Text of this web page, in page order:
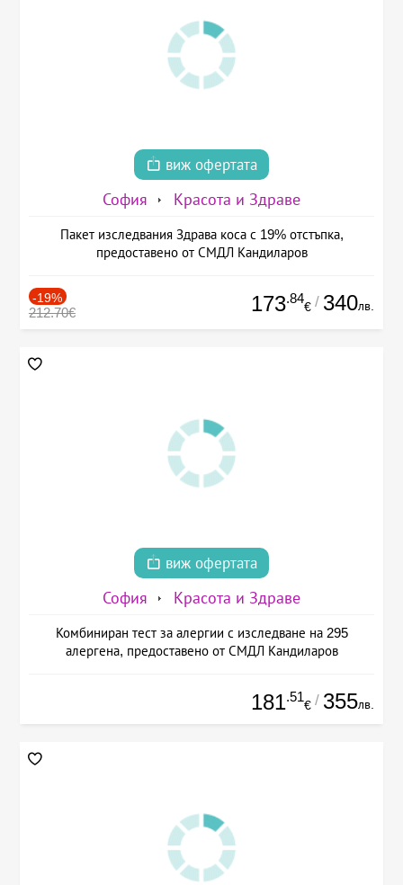
виж офертата
София Красота и Здраве
Пакет изследвания Здрава коса с 19% отстъпка,
предоставено от СМДЛ Кандиларов
-19%
212.70€ 173.84
€ / 340лв.
виж офертата
София Красота и Здраве
Комбиниран тест за алергии с изследване на 295
алергена, предоставено от СМДЛ Кандиларов
181.51
€ / 355лв.